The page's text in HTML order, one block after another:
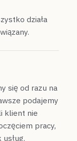
działa
się od razu na
podajemy
klient nie
pracy,